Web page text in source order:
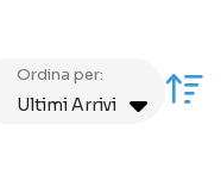
Ordina per: